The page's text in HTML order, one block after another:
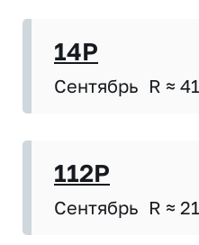
14P
Сентябрь R ≈
112P
Сентябрь R ≈